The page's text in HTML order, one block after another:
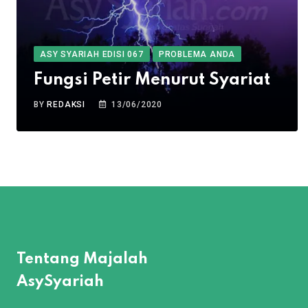
ASY SYARIAH EDISI 067 PROBLEMA ANDA
Fungsi Petir Menurut Syariat
BYREDAKSI 13/06/2020
Tentang Majalah
AsySyariah